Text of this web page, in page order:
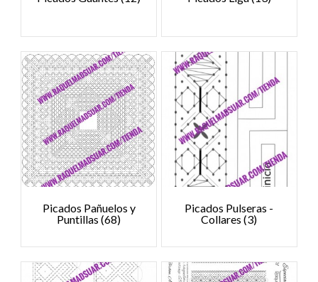
Picados Pañuelos y
Puntillas(68)
Picados Pulseras -
Collares(3)